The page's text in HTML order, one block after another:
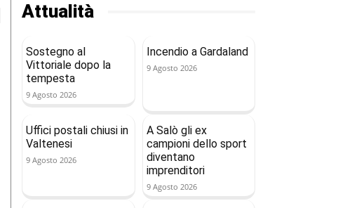
Attualità
Sostegno al
Vittoriale dopo la
tempesta
9 Agosto 2026
Incendio a Gardaland
9 Agosto 2026
Uffici postali chiusi in
Valtenesi
9 Agosto 2026
A Salò gli ex
campioni dello sport
diventano
imprenditori
9 Agosto 2026